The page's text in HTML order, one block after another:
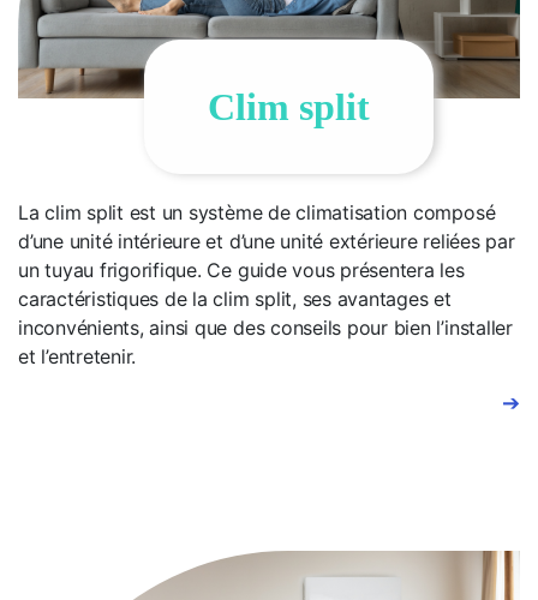
Clim split
La clim split est un système de climatisation composé
d’une unité intérieure et d’une unité extérieure reliées par
un tuyau frigorifique. Ce guide vous présentera les
caractéristiques de la clim split, ses avantages et
inconvénients, ainsi que des conseils pour bien l’installer
et l’entretenir.
➔